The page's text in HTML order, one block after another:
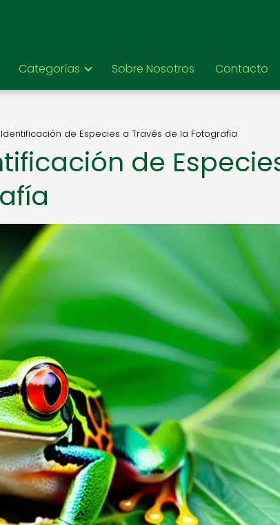
Categorías Sobre Nosotros Contacto
de Especies a Través de la Fotografía
de